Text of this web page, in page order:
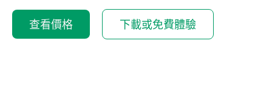
查看價格 下載或免費體驗